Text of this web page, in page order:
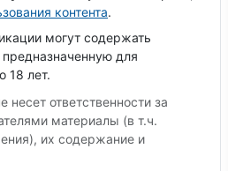
контента.
могут содержать
для
18 лет.
ответственности за
материалы (в т.ч.
их содержание и